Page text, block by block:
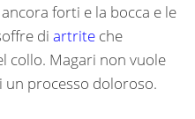
forti e la bocca e le
di artrite che
collo. Magari non vuole
processo doloroso.